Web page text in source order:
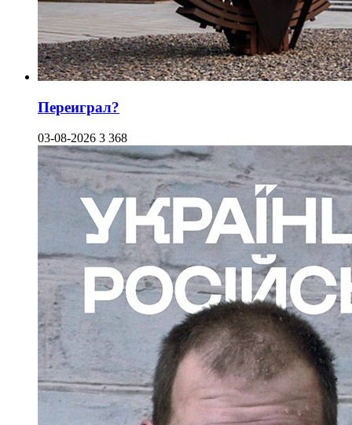
Переиграл?
03-08-2026 3 368